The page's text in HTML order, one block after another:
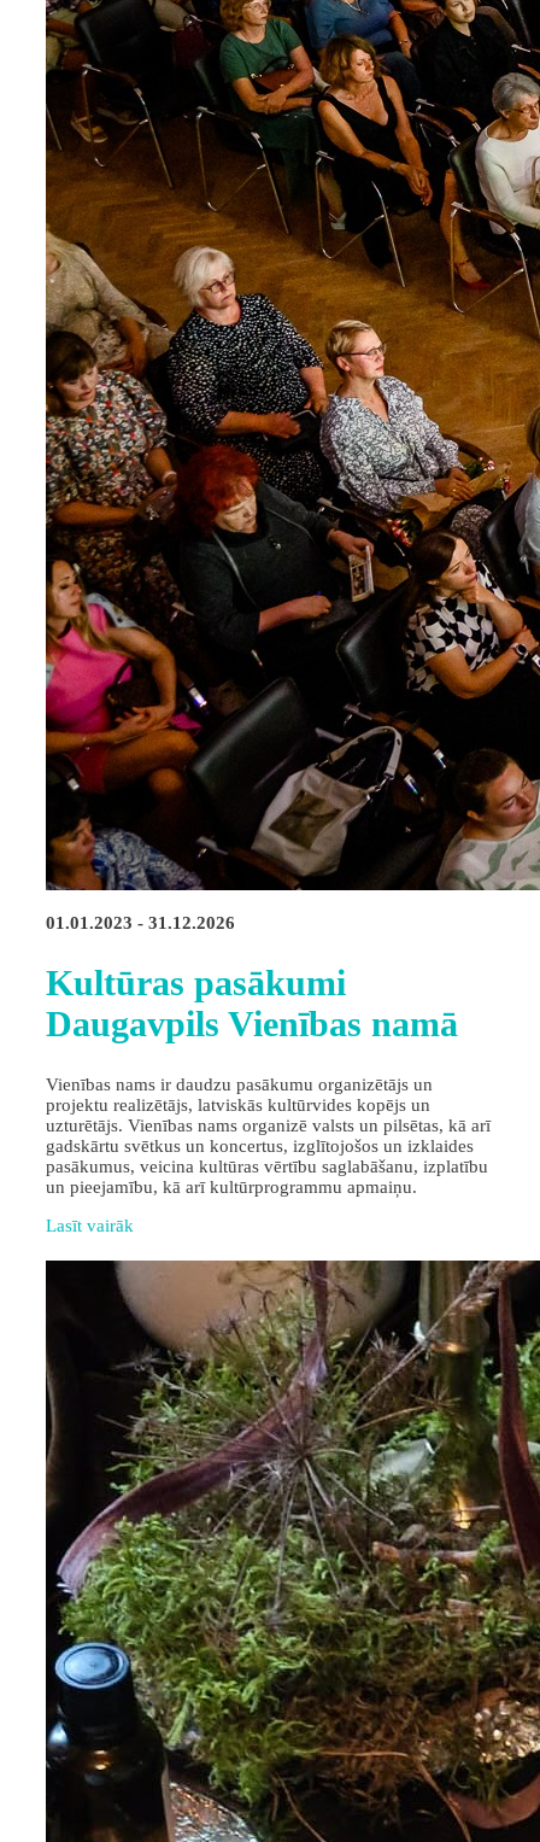
01.01.2023 - 31.12.2026
Kultūras pasākumi
Daugavpils Vienības namā
Vienības nams ir daudzu pasākumu organizētājs un
projektu realizētājs, latviskās kultūrvides kopējs un
uzturētājs. Vienības nams organizē valsts un pilsētas, kā arī
gadskārtu svētkus un koncertus, izglītojošos un izklaides
pasākumus, veicina kultūras vērtību saglabāšanu, izplatību
un pieejamību, kā arī kultūrprogrammu apmaiņu.
Lasīt vairāk